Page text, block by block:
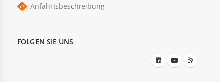
Anfahrtsbeschreibung
FOLGEN SIE UNS